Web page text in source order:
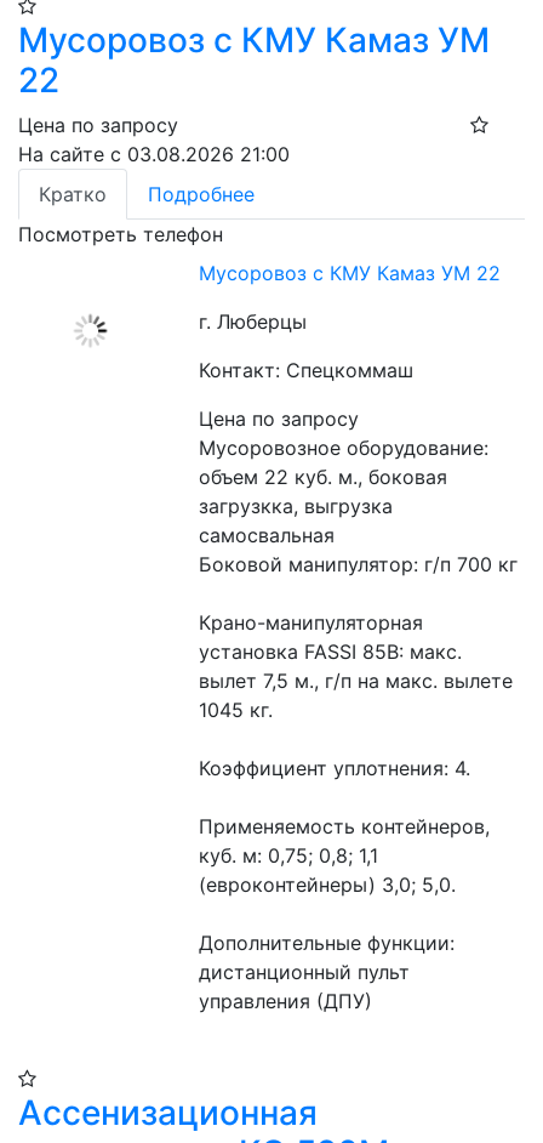
Мусоровоз с КМУ Камаз УМ
22
Цена по запросу
На сайте с 03.08.2026 21:00
Кратко
Подробнее
Посмотреть телефон
Мусоровоз с КМУ Камаз УМ 22
г. Люберцы
Контакт: Спецкоммаш
Цена по запросу
Мусоровозное оборудование:
объем 22 куб. м., боковая
загрузкка, выгрузка
самосвальная
Боковой манипулятор: г/п 700 кг
Крано-манипуляторная
установка FASSI 85B: макс.
вылет 7,5 м., г/п на макс. вылете
1045 кг.
Коэффициент уплотнения: 4.
Применяемость контейнеров,
куб. м: 0,75; 0,8; 1,1
(евроконтейнеры) 3,0; 5,0.
Дополнительные функции:
дистанционный пульт
управления (ДПУ)
Ассенизационная